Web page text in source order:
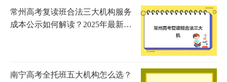
常州高考复读班合法三大机构服务
成本公示如何解读？2025年最新收
南宁高考全托班五大机构怎么选？